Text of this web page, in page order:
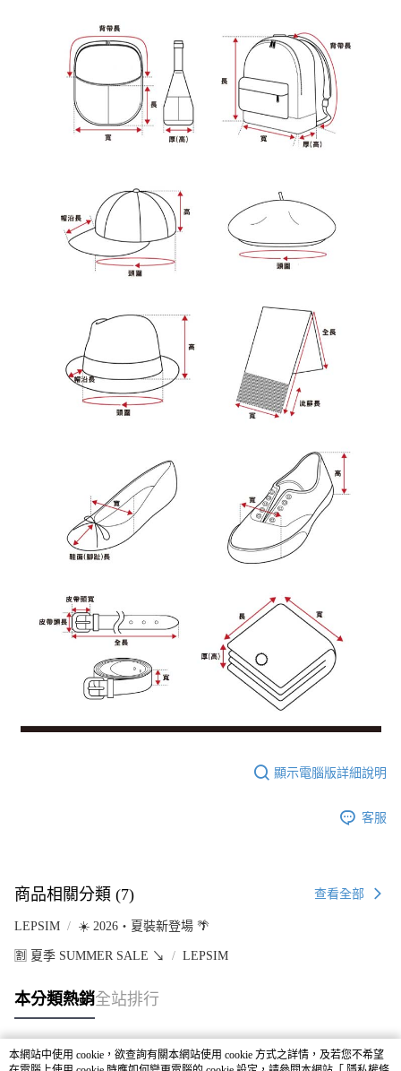
顯示電腦版詳細說明
客服
商品相關分類 (7) 查看全部
LEPSIM ☀️ 2026・夏裝新登場 🌴
🈹 夏季 SUMMER SALE ↘️ LEPSIM
本分類熱銷全站排行
本網站中使用 cookie，欲查詢有關本網站使用 cookie 方式之詳情，及若您不希望